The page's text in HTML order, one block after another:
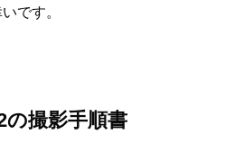
です。
撮影手順書